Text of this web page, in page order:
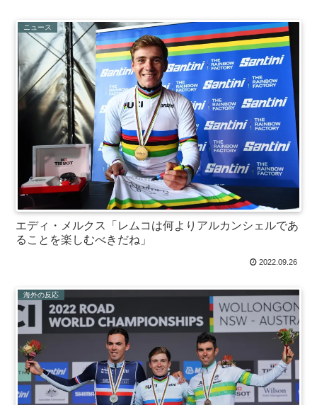
ニュース
エディ・メルクス「レムコは何よりアルカンシェルであ
ることを楽しむべきだね」
2022.09.26
海外の反応